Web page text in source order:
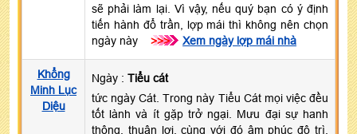
sẽ phải làm lại. Vì vậy, nếu quý bạn có ý định
tiến hành đổ trần, lợp mái thì không nên chọn
ngày này
>>> Xem ngày lợp mái nhà
Khổng
Minh Lục
Diệu
Ngày : Tiểu cát
tức ngày Cát. Trong này Tiểu Cát mọi việc đều
tốt lành và ít gặp trở ngại. Mưu đại sự hanh
thông, thuận lợi, cùng với đó âm phúc độ trì,